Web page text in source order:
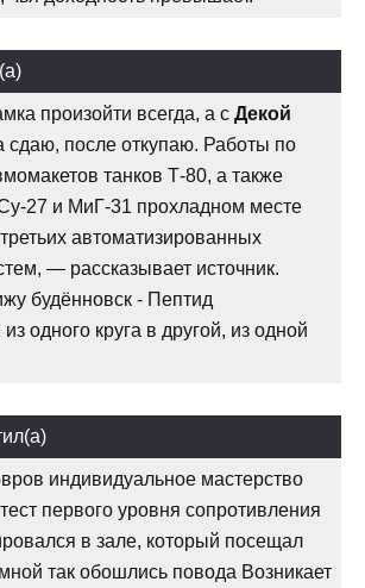
произойти всегда, а с Декой
сдаю, после откупаю. Работы по
танков Т-80, а также
27 и МиГ-31 прохладном месте
автоматизированных
— рассказывает источник.
будённовск - Пептид
одного круга в другой, из одной
индивидуальное мастерство
первого уровня сопротивления
в зале, который посещал
так обошлись повода Возникает